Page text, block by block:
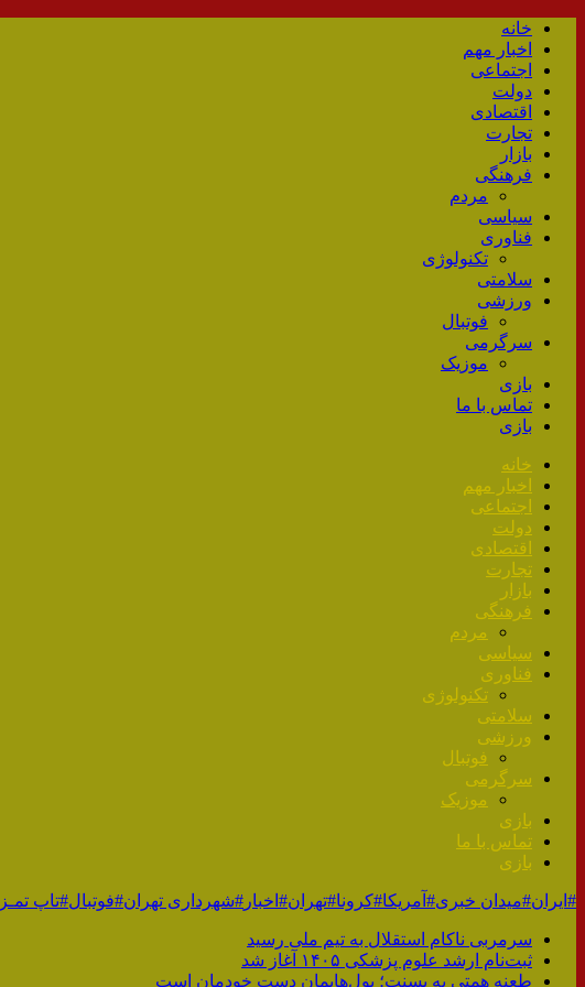
خانه
اخبار مهم
اجتماعی
دولت
اقتصادی
تجارت
بازار
فرهنگی
مردم
سیاسی
فناوری
تکنولوژی
سلامتی
ورزشی
فوتبال
سرگرمی
موزیک
بازی
تماس با ما
بازی
خانه
اخبار مهم
اجتماعی
دولت
اقتصادی
تجارت
بازار
فرهنگی
مردم
سیاسی
فناوری
تکنولوژی
سلامتی
ورزشی
فوتبال
سرگرمی
موزیک
بازی
تماس با ما
بازی
#ایران#میدان خبری#آمریکا#کرونا#تهران#اخبار #شهرداری تهران#فوتبال#تاپ تمـز
سرمربی ناکام استقلال به تیم ملی رسید
ثبت‌نام ارشد علوم پزشکی ۱۴۰۵ آغاز شد
طعنه همتی به بسنت؛ پول‌هایمان دست خودمان است